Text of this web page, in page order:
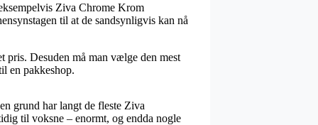
Ziva Chrome Krom
til at de sandsynligvis kan nå
pris. Desuden må man vælge den mest
en pakkeshop.
grund har langt de fleste Ziva
til voksne – enormt, og endda nogle